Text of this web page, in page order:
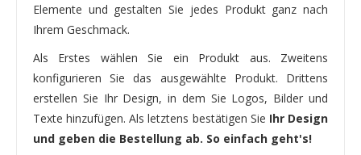
Elemente und gestalten Sie jedes Produkt ganz nach
Ihrem Geschmack.
Als Erstes wählen Sie ein Produkt aus. Zweitens
konfigurieren Sie das ausgewählte Produkt. Drittens
erstellen Sie Ihr Design, in dem Sie Logos, Bilder und
Texte hinzufügen. Als letztens bestätigen Sie Ihr Design
und geben die Bestellung ab. So einfach geht's!